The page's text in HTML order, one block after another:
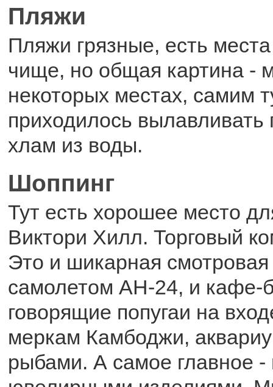
Пляжи
Пляжи грязные, есть
чище, но общая картина -
некоторых местах, самим
приходилось вылавливать
хлам из воды.
Шоппинг
Тут есть хорошее место
Виктори Хилл. Торговый
Это и шикарная
самолетом AH-24, и кафе-
говорящие попугаи на
меркам Камбоджи,
рыбами. А самое главное -